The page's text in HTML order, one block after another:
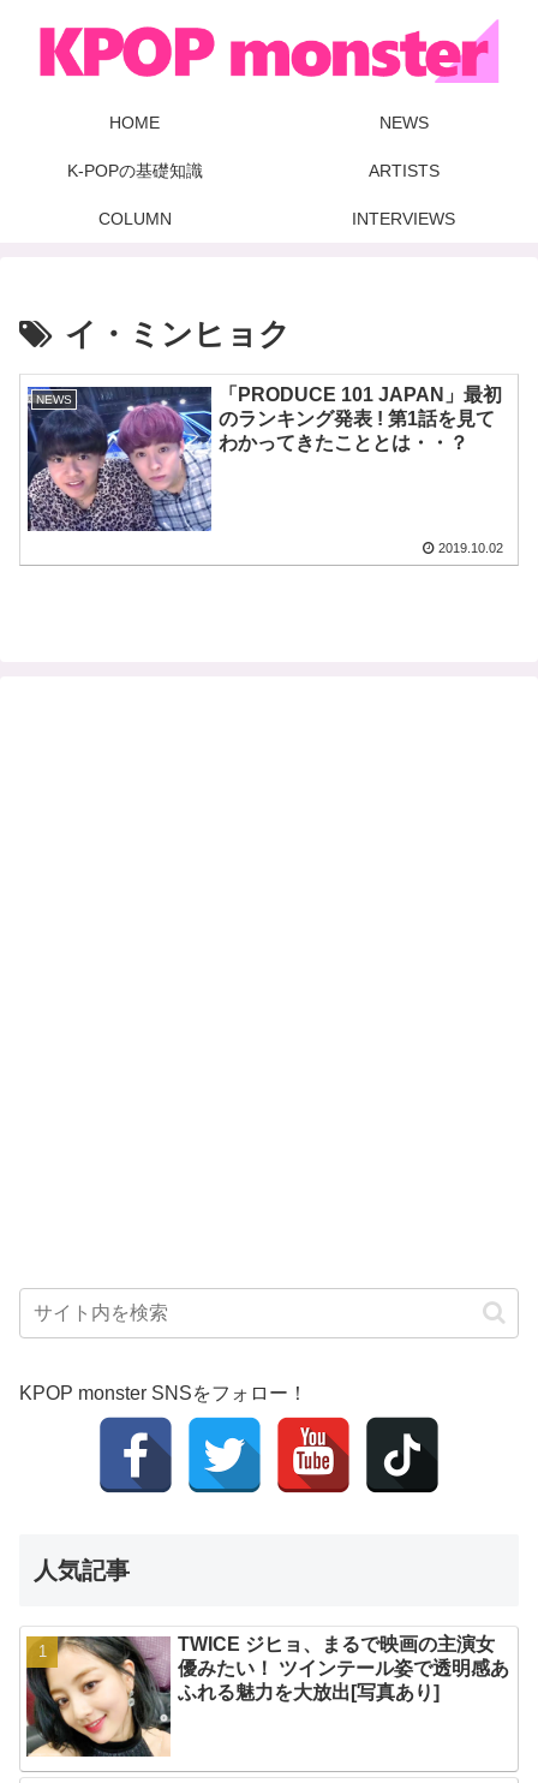
HOME NEWS
K-POPの基礎知識 ARTISTS
COLUMN INTERVIEWS
イ・ミンヒョク
NEWS
「PRODUCE 101 JAPAN」最初
のランキング発表 ! 第1話を見て
わかってきたこととは・・？
2019.10.02
KPOP monster SNSをフォロー！
人気記事
TWICE ジヒョ、まるで映画の主演女
優みたい！ ツインテール姿で透明感あ
ふれる魅力を大放出[写真あり]